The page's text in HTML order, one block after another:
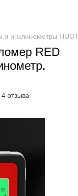
и инклинометры
RED
4 отзыва